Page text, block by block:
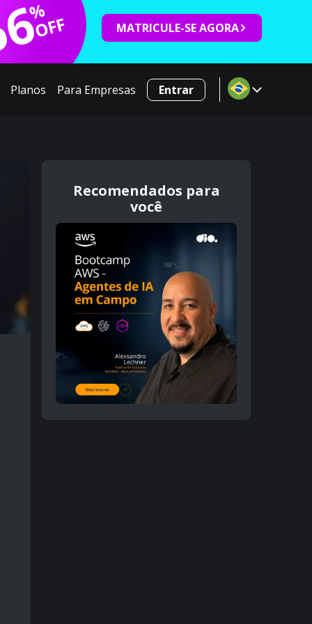
%
OFF MATRICULE-SE AGORA
Planos Para Empresas Entrar
Recomendados para
você